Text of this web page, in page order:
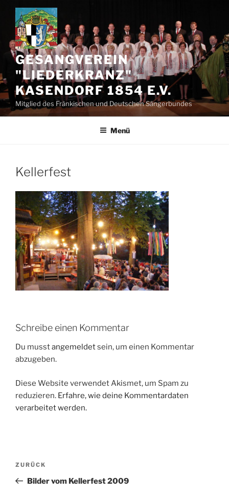
Zum
Inhalt
springen
GESANGVEREIN
"LIEDERKRANZ"
KASENDORF 1854 E.V.
Mitglied des Fränkischen und Deutschen Sängerbundes
Menü
Kellerfest
Schreibe einen Kommentar
Du musstangemeldetsein, um einen Kommentar
abzugeben.
Diese Website verwendet Akismet, um Spam zu
reduzieren. Erfahre, wie deine Kommentardaten
verarbeitet werden.
Beitragsnavigation
Vorheriger
Beitrag
ZURÜCK
Bilder vom Kellerfest 2009